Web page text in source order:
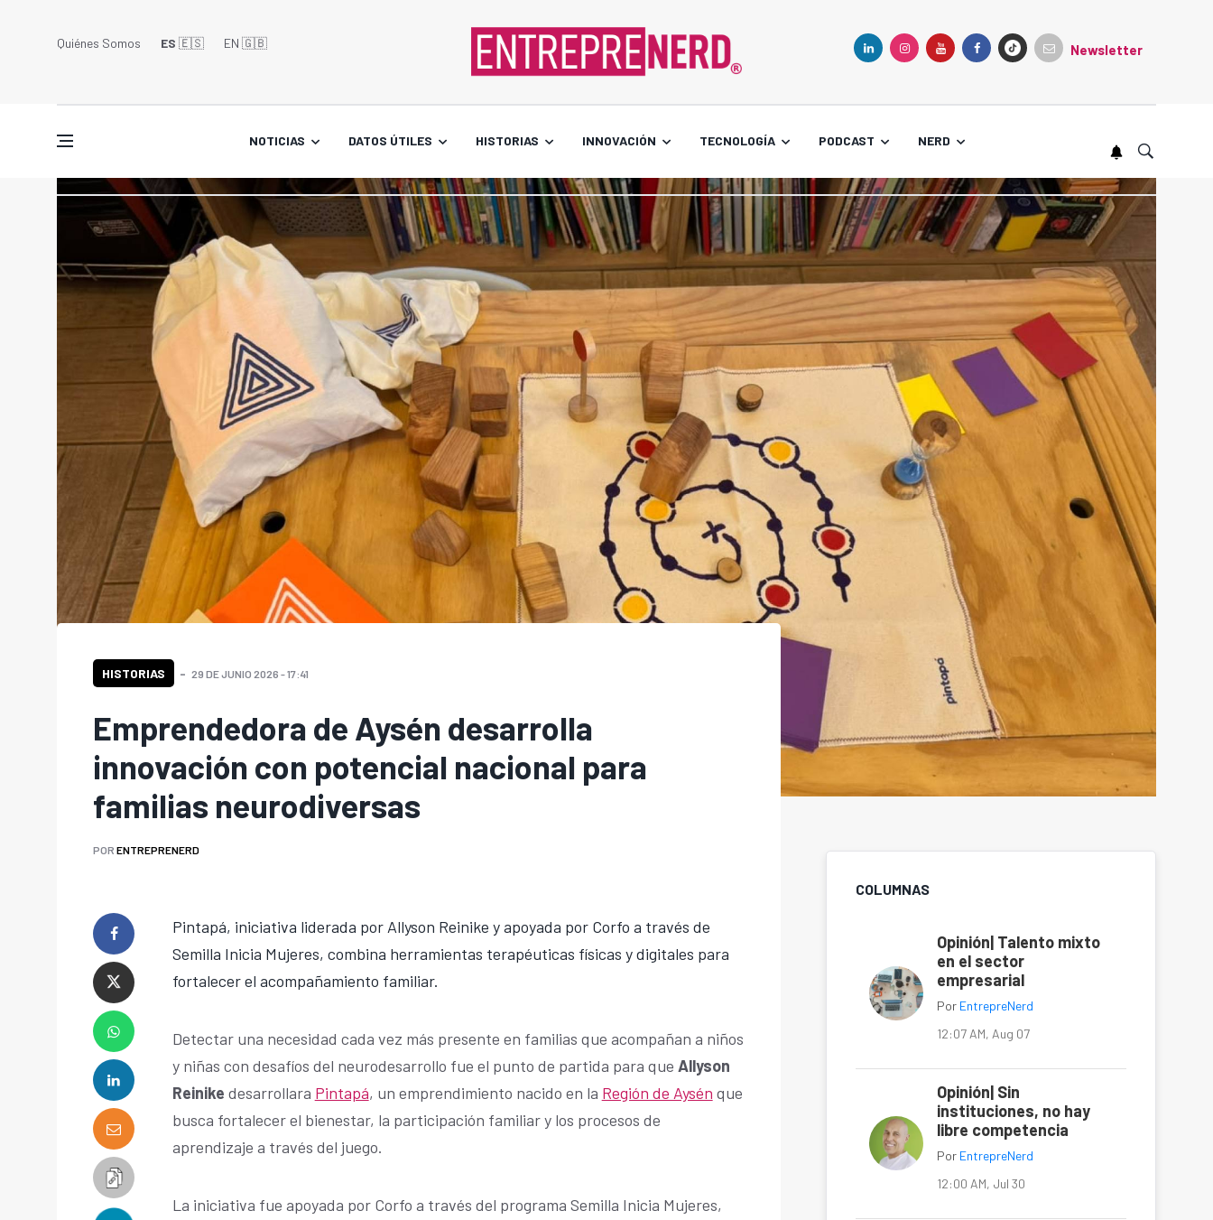
Quiénes Somos ES 🇪🇸 EN 🇬🇧󠁢󠁥󠁮󠁧󠁿 Newsletter
NOTICIAS DATOS ÚTILES HISTORIAS INNOVACIÓN TECNOLOGÍA PODCAST NERD
HISTORIAS 29 DE JUNIO 2026 - 17:41
Emprendedora de Aysén desarrolla
innovación con potencial nacional para
familias neurodiversas
POR ENTREPRENERD
Pintapá, iniciativa liderada por Allyson Reinike y apoyada por Corfo a través de
Semilla Inicia Mujeres, combina herramientas terapéuticas físicas y digitales para
fortalecer el acompañamiento familiar.
Detectar una necesidad cada vez más presente en familias que acompañan a niños
y niñas con desafíos del neurodesarrollo fue el punto de partida para que Allyson
Reinike desarrollara Pintapá, un emprendimiento nacido en la Región de Aysén que
busca fortalecer el bienestar, la participación familiar y los procesos de
aprendizaje a través del juego.
La iniciativa fue apoyada por Corfo a través del programa Semilla Inicia Mujeres,
COLUMNAS
Opinión| Talento mixto
en el sector
empresarial
Por EntrepreNerd
12:07 AM, Aug 07
Opinión| Sin
instituciones, no hay
libre competencia
Por EntrepreNerd
12:00 AM, Jul 30